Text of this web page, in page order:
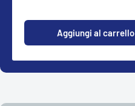
Aggiungi al carrello